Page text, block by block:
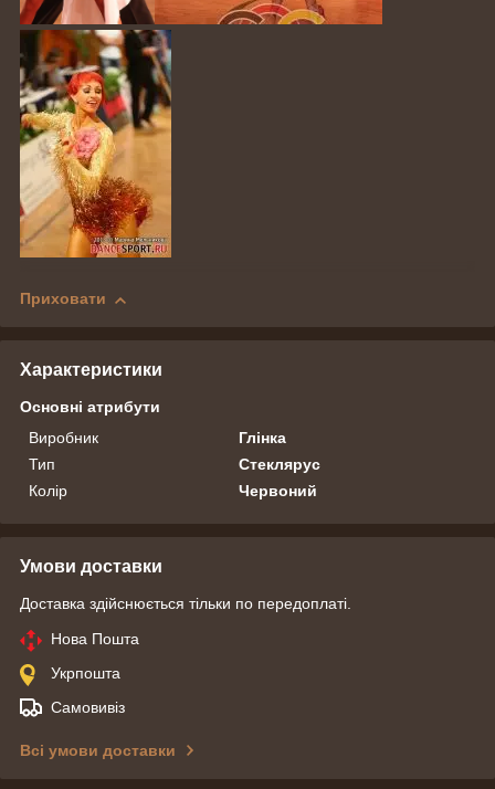
Приховати
Характеристики
Основні атрибути
Виробник
Глінка
Тип
Стеклярус
Колір
Червоний
Умови доставки
Доставка здійснюється тільки по передоплаті.
Нова Пошта
Укрпошта
Самовивіз
Всі умови доставки